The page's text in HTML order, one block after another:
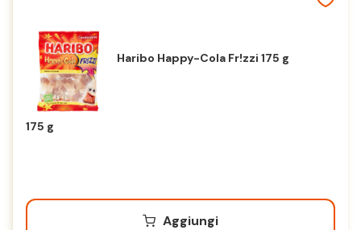
Haribo Happy-Cola Fr!zzi 175 g
175 g
Aggiungi